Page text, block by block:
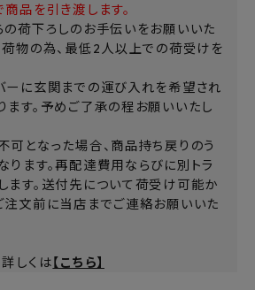
品を引き渡します。
荷下ろしのお手伝いをお願いいた
荷物の為、最低2人以上での荷受けを
ーに玄関までの運び入れを希望され
ます。予めご了承の程お願いいたし
となった場合、商品持ち戻りのう
ります。再配達費用ならびに別トラ
ます。送付先について荷受け可能か
注文前に当店までご連絡お願いいた
しくは 【こちら】